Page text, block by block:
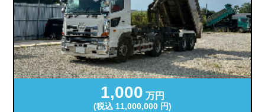
1,000 万円
(税込 11,000,000 円)